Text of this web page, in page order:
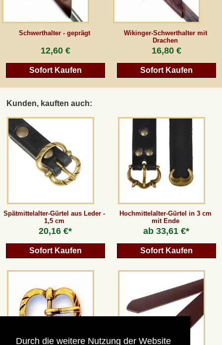
Durch die weitere Nutzung der Website
Schwerthalter - geprägt
12,60 €
Sofort Kaufen
Wikinger-Schwerthalter mit
Drachen
16,80 €
Sofort Kaufen
Kunden, kauften auch:
Spätmittelalter-Gürtel aus Leder -
1,5 cm
20,16 €*
Sofort Kaufen
Hochmittelalter-Gürtel in 3 cm
mit Ende
ab33,61 €*
Sofort Kaufen
Vertrag wiederrufen
*Alle Preise inkl. MwSt., inkl. Verpackungskosten, zggl. Versandkosten und zzgl.
eventueller Zölle (bei Nicht-EU-Ländern). Durchgestrichene Preise entsprechen dem
bisherigen Preis bei peraperis.com.
Zur klassischen Website